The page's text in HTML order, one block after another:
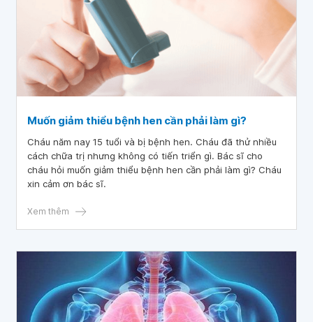
Muốn giảm thiểu bệnh hen cần phải làm gì?
Cháu năm nay 15 tuổi và bị bệnh hen. Cháu đã thử nhiều
cách chữa trị nhưng không có tiến triển gì. Bác sĩ cho
cháu hỏi muốn giảm thiểu bệnh hen cần phải làm gì? Cháu
xin cảm ơn bác sĩ.
Xem thêm